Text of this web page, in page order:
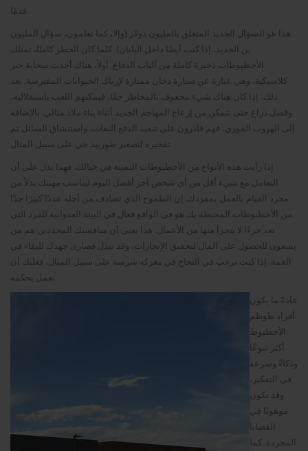
قدمًا.
هذا هو السؤال الجديد المتعلق بالمليون دولار (وإلا، كما تعلمون، سؤال المليون
ين الجديد، إذا كنت أيضًا داخل اليابان). كلما كان الخطر كامنًا، تمتلك
الأخطبوطات ذخيرة كاملة من آليات الدفاع. أولاً، هناك أحدث سحابة حبر
كلاسيكية، وهي عبارة عن ستارة دخان ممتازة لإرباك الحيوانات المفترسة. بعد
ذلك، إذا كان هناك شيء محفوف بالمخاطر حقًا، فيمكنهم اللعب باستقلالية،
وفصل ذراع حتى تتمكن من إزعاج المهاجم الجديد أثناء بناء ملاذ مثالي. بالإضافة
إلى الهروب الفوري، فهم قادرون على تنفيذ الدفع النفاث، واستنشاق السائل ثم
تفجيره لتصغير طوربيد حي على سبيل المثال.
إذا رأيت هذه الأنواع من الأخطبوطات الثمينة في خيالك، فهذا يدل على أن
التعامل مع شيء أقل من أي شخص آخر أفضل اليوم ليناسب مهنتك بدلاً من
مجرد القيام بالعمل بمفردك. إن الطموح الذي تصادف من أجله عددًا كبيرًا جدًا
من الأخطبوطات المحيطة بك هو في الواقع فعال في البيئة العدوانية للفرد التي
تعد جزءًا لا يتجزأ منها من الأعمال. هذا يعني أن منافسيك المحددين هم من
يسعون للحصول على المال لتحقيق الإنجازات، وقد تبذل قصارى جهدك للبقاء في
القمة. إذا كنت ترغب في النجاح في معركة شرسة على سبيل المثال، فعليك أن
تعمل بحكمة.
عادةً ما يكون
أفراد طوطم
الأخطبوط
أكثر تنوعًا
وذكاءً وسرعة
في التفكير،
وقد تكون
موهوبًا في
القضايا
المجردة. كما